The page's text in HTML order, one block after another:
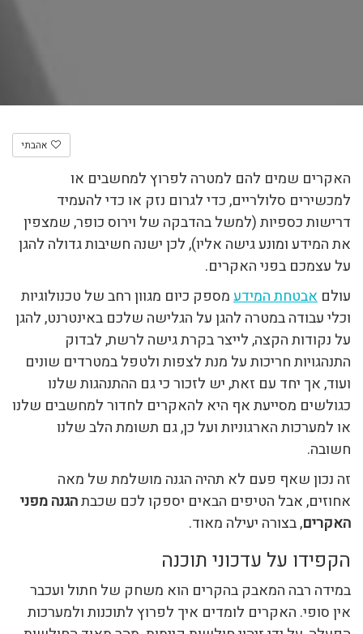
אהבתי
האקרים שמים להם למטרה לפרוץ למחשבים או
למכשירים סלולריים, כדי לגרום נזק או כדי להעמיד
דרישות כספיות (למשל בהדבקה של וירוס כופר, שמצפין
את המידע ומונע גישה אליו), לכן ישנה חשיבות גדולה להגן
על עצמכם בפני האקרים.
עולם אבטחת המידעמספק כיום מגוון רחב של טכנולוגיות
וכלי עבודה במטרה להגן על הגלישה שלכם באינטרנט, להגן
על נקודות הקצה, לייצר בקרת גישה לרשת, לבדוק
התנהגויות חריכות על מנת לצפות ולטפל במטרדים שונים
ועוד, אך יחד עם זאת, יש לזכור כי גם ההתנהגות שלנו
כגולשים מסייעת אף היא להאקרים לחדור למחשבים שלנו
או למערכות הארגוניות ועל כן, גם תשומת הלב שלנו
חשובה.
זה נכון שאף פעם לא תהיה הגנה מושלמת של מאה
אחוזים, אבל הטיפים הבאים יספקו לכם שכבתהגנה מפני
האקרים, בצורה יעילה מאוד.
הקפידו על עדכוני תוכנה
במידה רבה המאבק בהקרים הוא משחק של חתול ועכבר
אין סופי. האקרים לומדים איך לפרוץ לתוכנות ולמערכות